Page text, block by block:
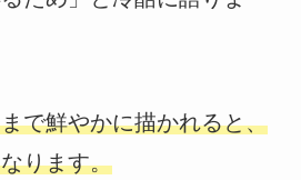
で鮮やかに描かれると、
ります。